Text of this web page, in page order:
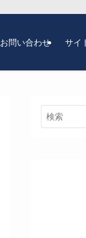
お問い合わせ サイ